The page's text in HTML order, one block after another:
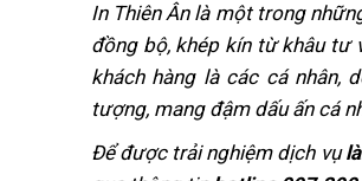
In Thiên Ân là một trong
đồng bộ, khép kín từ khâu tư
khách hàng là các cá nhân,
tượng, mang đậm dấu ấn cá
Để được trải nghiệm dịch vụ